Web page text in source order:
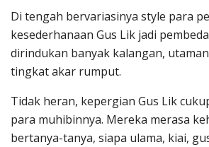
Di tengah bervariasinya style para
kesederhanaan Gus Lik jadi
dirindukan banyak kalangan,
tingkat akar rumput.
Tidak heran, kepergian Gus Lik
para muhibinnya. Mereka merasa
bertanya-tanya, siapa ulama, kiai,